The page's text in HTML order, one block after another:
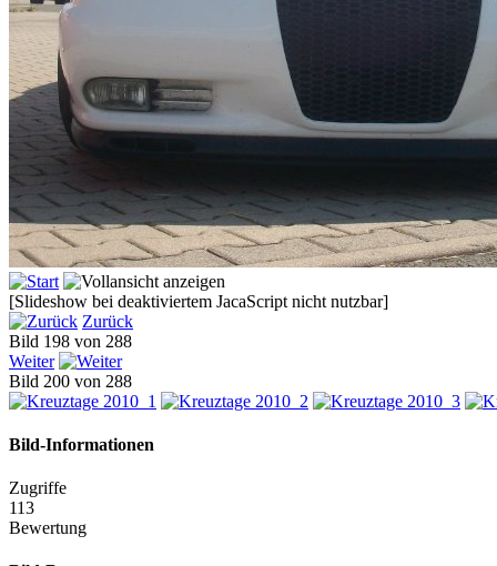
[Slideshow bei deaktiviertem JacaScript nicht nutzbar]
Zurück
Bild 198 von 288
Weiter
Bild 200 von 288
Bild-Informationen
Zugriffe
113
Bewertung